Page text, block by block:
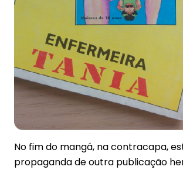
No fim do mangá, na contracapa,
propaganda de outra publicação